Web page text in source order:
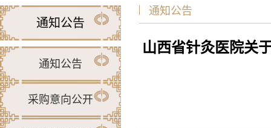
通知公告
通知公告
采购意向公开
通知公告
山西省针灸医院关